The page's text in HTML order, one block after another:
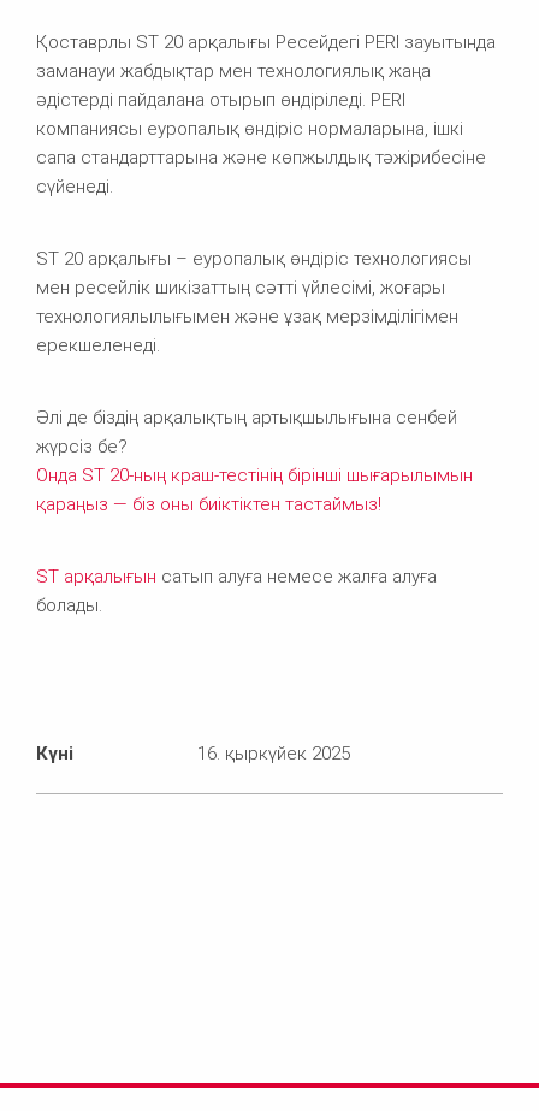
Қоставрлы ST 20 арқалығы Ресейдегі PERI зауытында
заманауи жабдықтар мен технологиялық жаңа
әдістерді пайдалана отырып өндіріледі. PERI
компаниясы еуропалық өндіріс нормаларына, ішкі
сапа стандарттарына және көпжылдық тәжірибесіне
сүйенеді.
ST 20 арқалығы – еуропалық өндіріс технологиясы
мен ресейлік шикізаттың сәтті үйлесімі, жоғары
технологиялылығымен және ұзақ мерзімділігімен
ерекшеленеді.
Әлі де біздің арқалықтың артықшылығына сенбей
жүрсіз бе?
Онда ST 20-ның краш-тестінің бірінші шығарылымын
қараңыз — біз оны биіктіктен тастаймыз!
ST арқалығын сатып алуға немесе жалға алуға
болады.
Күні 16. қыркүйек 2025